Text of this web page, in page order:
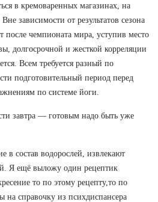
в кремоваренных магазинах, на
зависимости от результатов сезона
после чемпионата мира, уступив место
долгосрочной и жесткой корреляции
Всем требуется разный по
подготовительный период перед
по системе йоги.
завтра — готовым надо быть уже
в состав водорослей, извлекают
Я ещё выложу один рецептик
то по этому рецепту,то по
на справочку из психдиспансера